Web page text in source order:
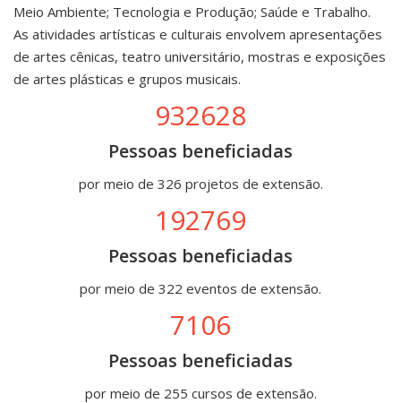
Meio Ambiente; Tecnologia e Produção; Saúde e Trabalho.
As atividades artísticas e culturais envolvem apresentações
de artes cênicas, teatro universitário, mostras e exposições
de artes plásticas e grupos musicais.
932628
Pessoas beneficiadas
por meio de 326 projetos de extensão.
192769
Pessoas beneficiadas
por meio de 322 eventos de extensão.
7106
Pessoas beneficiadas
por meio de 255 cursos de extensão.